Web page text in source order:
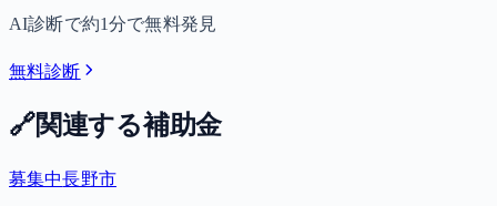
AI診断で約1分で無料発見
無料診断
🔗関連する補助金
募集中長野市